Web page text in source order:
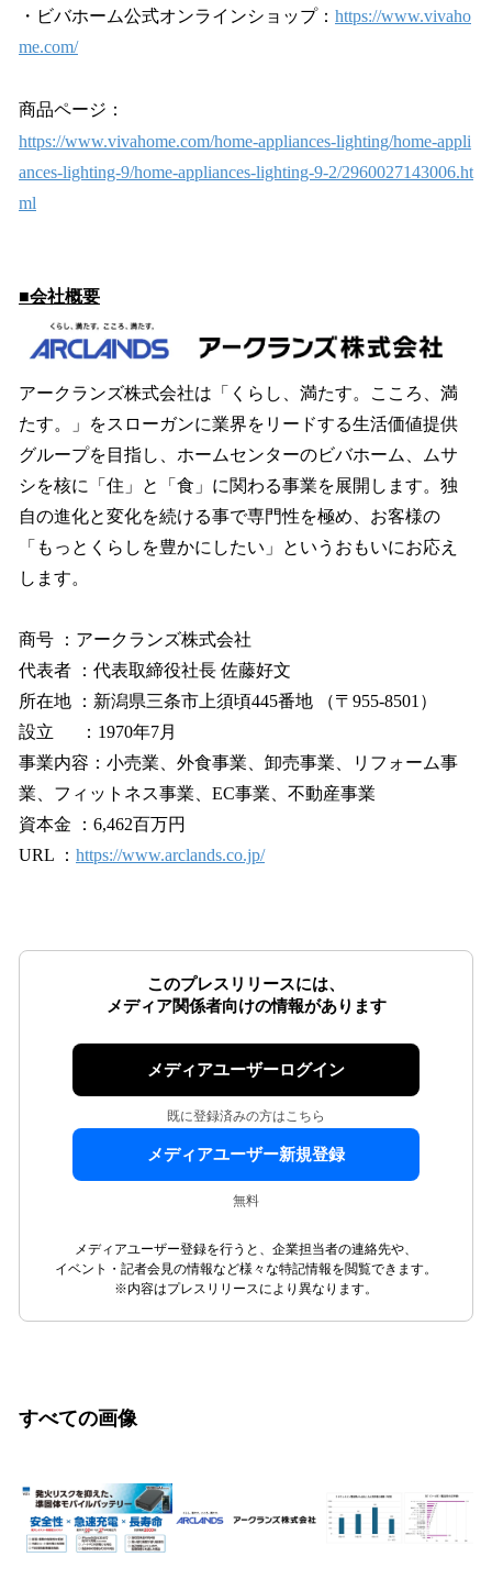
・ビバホーム公式オンラインショップ： https://www.vivaho
me.com/
商品ページ：
https://www.vivahome.com/home-appliances-lighting/home-appli
ances-lighting-9/home-appliances-lighting-9-2/2960027143006.ht
ml
■会社概要
アークランズ株式会社は「くらし、満たす。こころ、満
たす。」をスローガンに業界をリードする生活価値提供
グループを目指し、ホームセンターのビバホーム、ムサ
シを核に「住」と「食」に関わる事業を展開します。独
自の進化と変化を続ける事で専門性を極め、お客様の
「もっとくらしを豊かにしたい」というおもいにお応え
します。
商号 ：アークランズ株式会社
代表者 ：代表取締役社長 佐藤好文
所在地 ：新潟県三条市上須頃445番地 （〒955-8501）
設立 ：1970年7月
事業内容：小売業、外食事業、卸売事業、リフォーム事
業、フィットネス事業、EC事業、不動産事業
資本金 ：6,462百万円
URL ： https://www.arclands.co.jp/
このプレスリリースには、
メディア関係者向けの情報があります
メディアユーザーログイン
既に登録済みの方はこちら
メディアユーザー新規登録
無料
メディアユーザー登録を行うと、企業担当者の連絡先や、
イベント・記者会見の情報など様々な特記情報を閲覧できます。
※内容はプレスリリースにより異なります。
すべての画像